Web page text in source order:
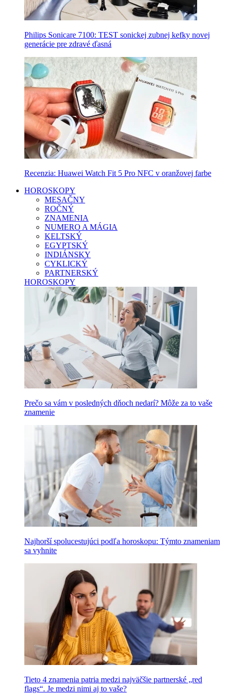
Philips Sonicare 7100: TEST sonickej zubnej kefky novej
generácie pre zdravé ďasná
Recenzia: Huawei Watch Fit 5 Pro NFC v oranžovej farbe
HOROSKOPY
MESAČNY
ROČNÝ
ZNAMENIA
NUMERO A MÁGIA
KELTSKÝ
EGYPTSKÝ
INDIÁNSKY
CYKLICKÝ
PARTNERSKÝ
HOROSKOPY
Prečo sa vám v posledných dňoch nedarí? Môže za to vaše
znamenie
Najhorší spolucestujúci podľa horoskopu: Týmto znameniam
sa vyhnite
Tieto 4 znamenia patria medzi najväčšie partnerské „red
flags“. Je medzi nimi aj to vaše?